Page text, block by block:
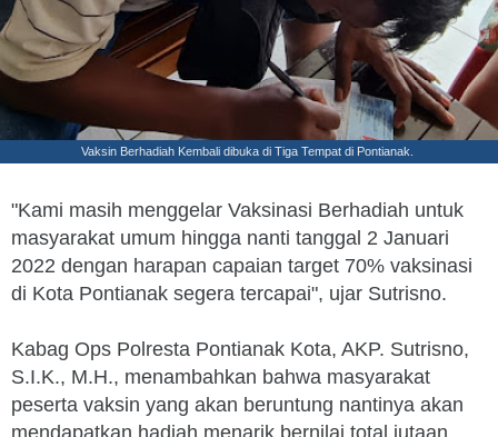
Vaksin Berhadiah Kembali dibuka di Tiga Tempat di Pontianak.
"Kami masih menggelar Vaksinasi Berhadiah untuk
masyarakat umum hingga nanti tanggal 2 Januari
2022 dengan harapan capaian target 70% vaksinasi
di Kota Pontianak segera tercapai", ujar Sutrisno.
Kabag Ops Polresta Pontianak Kota, AKP. Sutrisno,
S.I.K., M.H., menambahkan bahwa masyarakat
peserta vaksin yang akan beruntung nantinya akan
mendapatkan hadiah menarik bernilai total jutaan